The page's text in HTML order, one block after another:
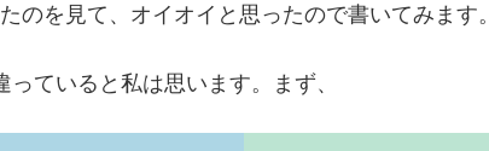
のを見て、オイオイと思ったので書いてみます。
ていると私は思います。まず、